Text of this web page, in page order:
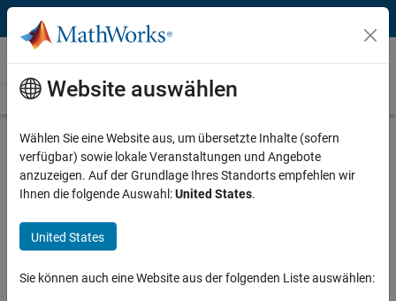
Weiter zum Inhalt
Videos
Videos Home Search
Play
Description
Generator Setup Files
Published: 15 Jan 2012
Website auswählen
Wählen Sie eine Website aus, um übersetzte Inhalte (sofern
verfügbar) sowie lokale Veranstaltungen und Angebote
anzuzeigen. Auf der Grundlage Ihres Standorts empfehlen wir
Ihnen die folgende Auswahl:United States.
United States
Sie können auch eine Website aus der folgenden Liste auswählen: